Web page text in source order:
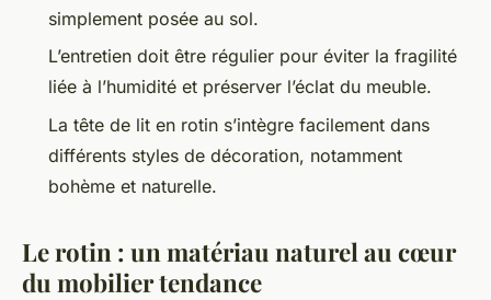
simplement posée au sol.
L’entretien doit être régulier pour éviter la fragilité
liée à l’humidité et préserver l’éclat du meuble.
La tête de lit en rotin s’intègre facilement dans
différents styles de décoration, notamment
bohème et naturelle.
Le rotin : un matériau naturel au cœur
du mobilier tendance